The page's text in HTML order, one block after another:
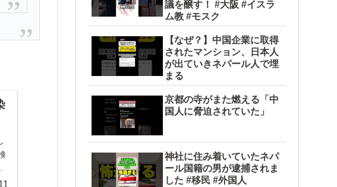
議を醸す！ #大阪 #イスラ
ム教 #モスク
【なぜ？】中国企業に取得
されたマンション、日本人
が出ていきネパール人で埋
まる
京都の寺がまた燃える「中
国人に脅迫されていた」
神社に住み着いていたネパ
ール国籍の男が逮捕されま
した #移民 #外国人